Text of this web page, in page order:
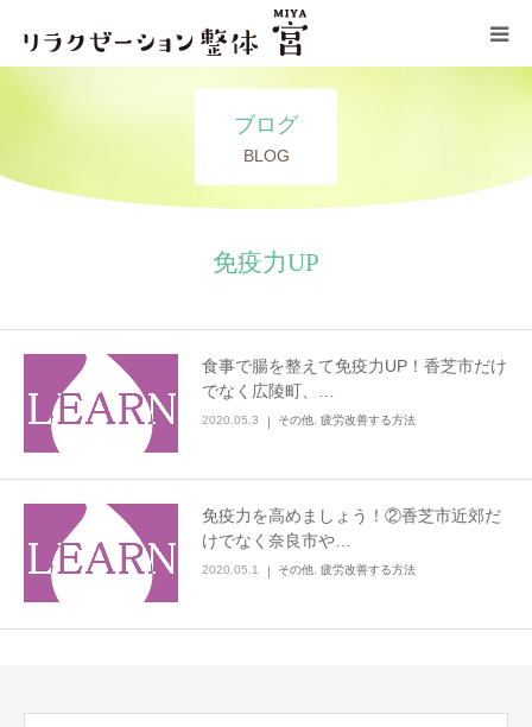
ブログ
BLOG
免疫力UP
食事で腸を整えて免疫力UP！香芝市だけ
でなく広陵町、…
2020.05.3 その他 疲労改善する方法
免疫力を高めましょう！②香芝市近郊だ
けでなく奈良市や…
2020.05.1 その他 疲労改善する方法
お問い合わせ